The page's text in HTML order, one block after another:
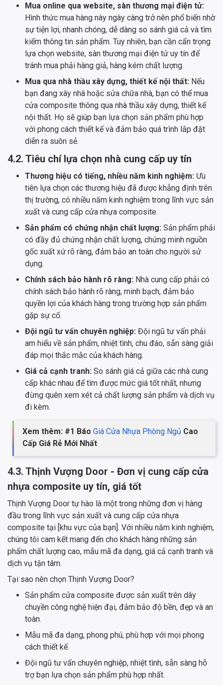
Mua online qua website, sàn thương mại điện tử:
Hình thức mua hàng này ngày càng trở nên phổ biến nhờ
sự tiện lợi, nhanh chóng, dễ dàng so sánh giá cả và tìm
kiếm thông tin sản phẩm. Tuy nhiên, bạn cần cẩn trọng
lựa chọn website, sàn thương mại điện tử uy tín để
tránh mua phải hàng giả, hàng kém chất lượng.
Mua qua nhà thầu xây dựng, thiết kế nội thất: Nếu
bạn đang xây nhà hoặc sửa chữa nhà, bạn có thể mua
cửa composite thông qua nhà thầu xây dựng, thiết kế
nội thất. Họ sẽ giúp bạn lựa chọn sản phẩm phù hợp
với phong cách thiết kế và đảm bảo quá trình lắp đặt
diễn ra suôn sẻ.
4.2. Tiêu chí lựa chọn nhà cung cấp uy tín
Thương hiệu có tiếng, nhiều năm kinh nghiệm: Ưu
tiên lựa chọn các thương hiệu đã được khẳng định trên
thị trường, có nhiều năm kinh nghiệm trong lĩnh vực sản
xuất và cung cấp cửa nhựa composite.
Sản phẩm có chứng nhận chất lượng: Sản phẩm phải
có đầy đủ chứng nhận chất lượng, chứng minh nguồn
gốc xuất xứ rõ ràng, đảm bảo an toàn cho người sử
dụng.
Chính sách bảo hành rõ ràng: Nhà cung cấp phải có
chính sách bảo hành rõ ràng, minh bạch, đảm bảo
quyền lợi của khách hàng trong trường hợp sản phẩm
gặp sự cố.
Đội ngũ tư vấn chuyên nghiệp: Đội ngũ tư vấn phải
am hiểu về sản phẩm, nhiệt tình, chu đáo, sẵn sàng giải
đáp mọi thắc mắc của khách hàng.
Giá cả cạnh tranh: So sánh giá cả giữa các nhà cung
cấp khác nhau để tìm được mức giá tốt nhất, nhưng
đừng quên xem xét cả chất lượng sản phẩm và dịch vụ
đi kèm.
Xem thêm: #1 Báo Giá Cửa Nhựa Phòng Ngủ Cao
Cấp Giá Rẻ Mới Nhất
4.3. Thịnh Vượng Door - Đơn vị cung cấp cửa
nhựa composite uy tín, giá tốt
Thịnh Vượng Door tự hào là một trong những đơn vị hàng
đầu trong lĩnh vực sản xuất và cung cấp cửa nhựa
composite tại [khu vực của bạn]. Với nhiều năm kinh nghiệm,
chúng tôi cam kết mang đến cho khách hàng những sản
phẩm chất lượng cao, mẫu mã đa dạng, giá cả cạnh tranh và
dịch vụ tận tâm.
Tại sao nên chọn Thịnh Vượng Door?
Sản phẩm cửa composite được sản xuất trên dây
chuyền công nghệ hiện đại, đảm bảo độ bền, đẹp và an
toàn.
Mẫu mã đa dạng, phong phú, phù hợp với mọi phong
cách thiết kế.
Đội ngũ tư vấn chuyên nghiệp, nhiệt tình, sẵn sàng hỗ
trợ bạn lựa chọn sản phẩm phù hợp nhất.